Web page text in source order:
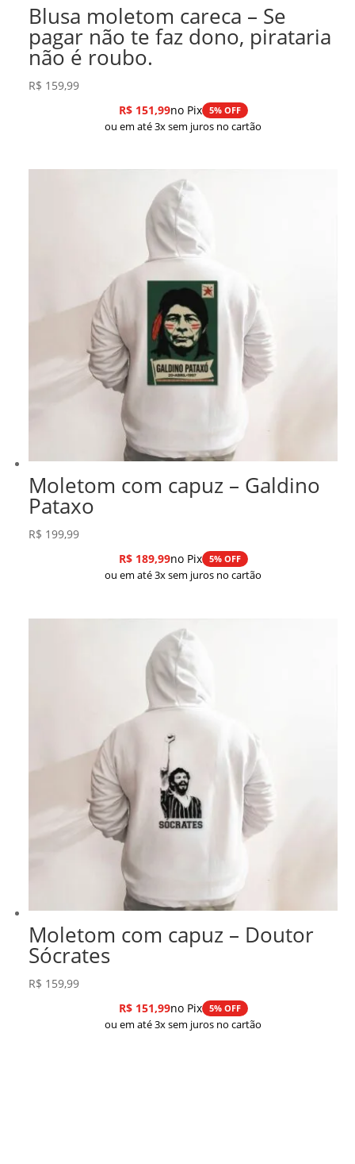
Blusa moletom careca – Se
pagar não te faz dono, pirataria
não é roubo.
R$ 159,99
R$151,99no Pix 5% OFF
ou em até 3x sem juros no cartão
Moletom com capuz – Galdino
Pataxo
R$ 199,99
R$189,99no Pix 5% OFF
ou em até 3x sem juros no cartão
Moletom com capuz – Doutor
Sócrates
R$ 159,99
R$151,99no Pix 5% OFF
ou em até 3x sem juros no cartão